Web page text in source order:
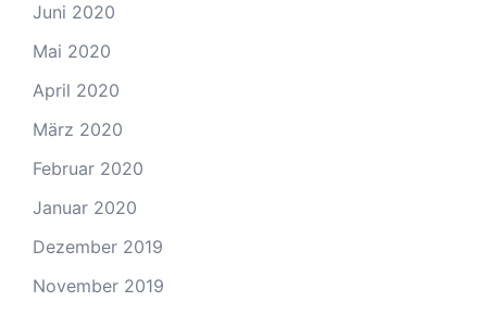
Juni 2020
Mai 2020
April 2020
März 2020
Februar 2020
Januar 2020
Dezember 2019
November 2019